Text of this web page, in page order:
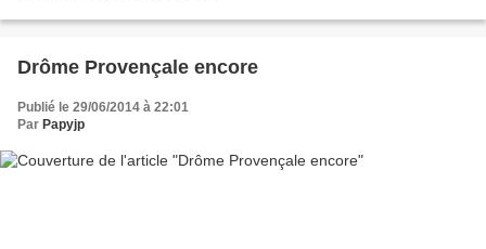
Drôme Provençale encore
Publié le 29/06/2014 à 22:01
Par Papyjp